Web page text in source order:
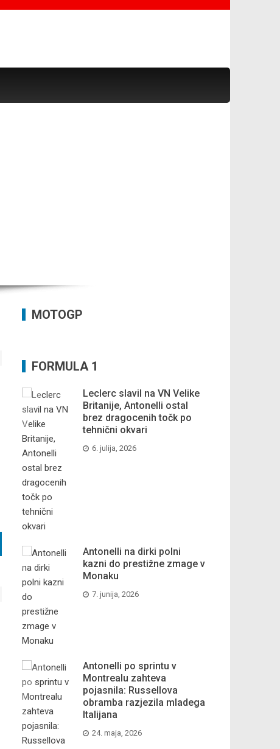
MOTOGP
FORMULA 1
Leclerc slavil na VN Velike
Britanije, Antonelli ostal
brez dragocenih točk po
tehnični okvari
6. julija, 2026
Antonelli na dirki polni
kazni do prestižne zmage v
Monaku
7. junija, 2026
Antonelli po sprintu v
Montrealu zahteva
pojasnila: Russellova
obramba razjezila mladega
Italijana
24. maja, 2026